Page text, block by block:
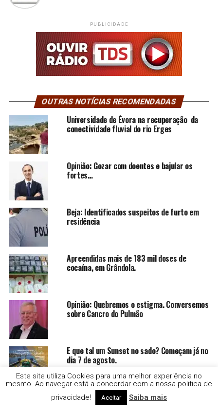
PUBLICIDADE
OUTRAS NOTÍCIAS RECOMENDADAS
Universidade de Évora na recuperação da
conectividade fluvial do rio Erges
Opinião: Gozar com doentes e bajular os
fortes…
Beja: Identificados suspeitos de furto em
residência
Apreendidas mais de 183 mil doses de
cocaína, em Grândola.
Opinião: Quebremos o estigma. Conversemos
sobre Cancro do Pulmão
E que tal um Sunset no sado? Começam já no
dia 7 de agosto.
Évora lidera no rendimento mediano por
sujeito passivo com Portalegre em 1º lugar
Este site utiliza Cookies para uma melhor experiência no
mesmo. Ao navegar está a concordar com a nossa politica de
privacidade!
Aceitar Saiba mais